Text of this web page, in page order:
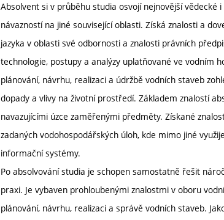
Absolvent si v průběhu studia osvojí nejnovější
návazností na jiné související oblasti. Získá znalosti a
jazyka v oblasti své odbornosti a znalosti právních
technologie, postupy a analýzy uplatňované ve vodním
plánování, návrhu, realizaci a údržbě vodních staveb
dopady a vlivy na životní prostředí. Základem znalostí
navazujícími úzce zaměřenými předměty. Získané
zadaných vodohospodářských úloh, kde mimo jiné
informační systémy.
Po absolvování studia je schopen samostatně řešit
praxi. Je vybaven prohloubenými znalostmi v oboru
plánování, návrhu, realizaci a správě vodních staveb.